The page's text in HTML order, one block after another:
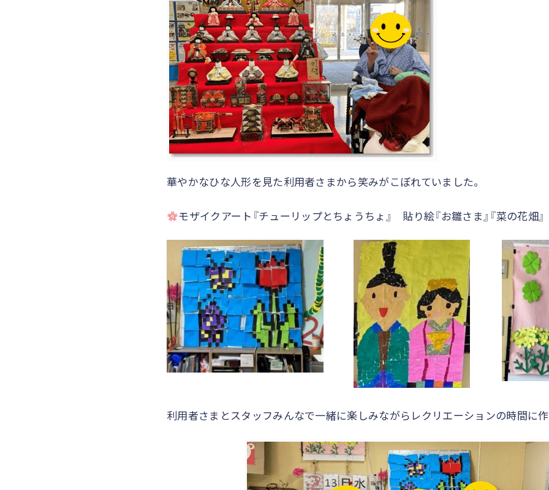
華やかなひな人形を見た利用者さまから笑みがこぼれていました。
モザイクアート『チューリップとちょうちょ』 貼り絵『お雛さま』『菜の花畑』
利用者さまとスタッフみんなで一緒に楽しみながらレクリエーションの時間に